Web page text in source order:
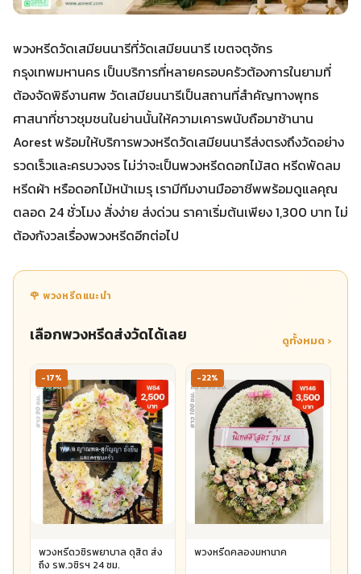
พวงหรีดวัดเสมียนนารีที่วัดเสมียนนารี เขตจตุจักร
กรุงเทพมหานคร เป็นบริการที่หลายครอบครัวต้องการในยามที่
ต้องจัดพิธีงานศพ วัดเสมียนนารีเป็นสถานที่สำคัญทางพุทธ
ศาสนาที่ชาวชุมชนในย่านนั้นให้ความเคารพนับถือมาช้านาน
Aorest พร้อมให้บริการพวงหรีดวัดเสมียนนารีส่งตรงถึงวัดอย่าง
รวดเร็วและครบวงจร ไม่ว่าจะเป็นพวงหรีดดอกไม้สด หรีดพัดลม
หรีดผ้า หรือดอกไม้หน้าเมรุ เรามีทีมงานมืออาชีพพร้อมดูแลคุณ
ตลอด 24 ชั่วโมง สั่งง่าย ส่งด่วน ราคาเริ่มต้นเพียง 1,300 บาท ไม่
ต้องกังวลเรื่องพวงหรีดอีกต่อไป
🌹 พวงหรีดแนะนำ
เลือกพวงหรีดส่งวัดได้เลย ดูทั้งหมด ›
-17%
พวงหรีดวชิรพยาบาล ดุสิต ส่ง
ถึง รพ.วชิรฯ 24 ชม.
-22%
พวงหรีดคลองมหานาค